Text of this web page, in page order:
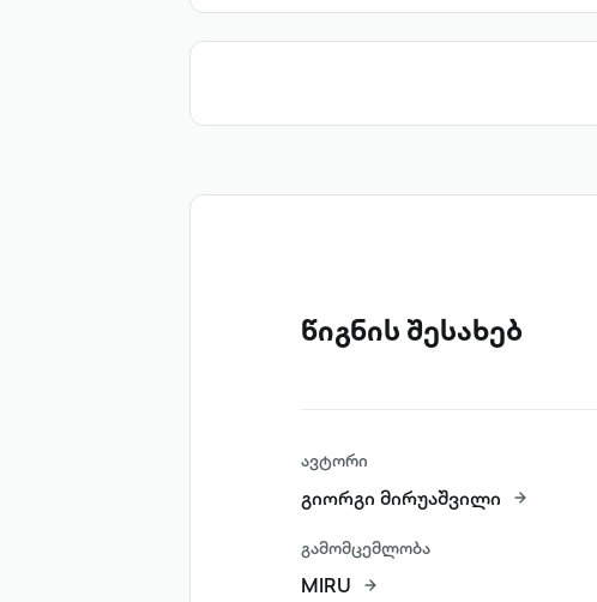
წიგნის შესახებ
ავტორი
გიორგი მირუაშვილი
გამომცემლობა
MIRU